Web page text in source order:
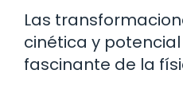
Las
cinética y
fascinante de la